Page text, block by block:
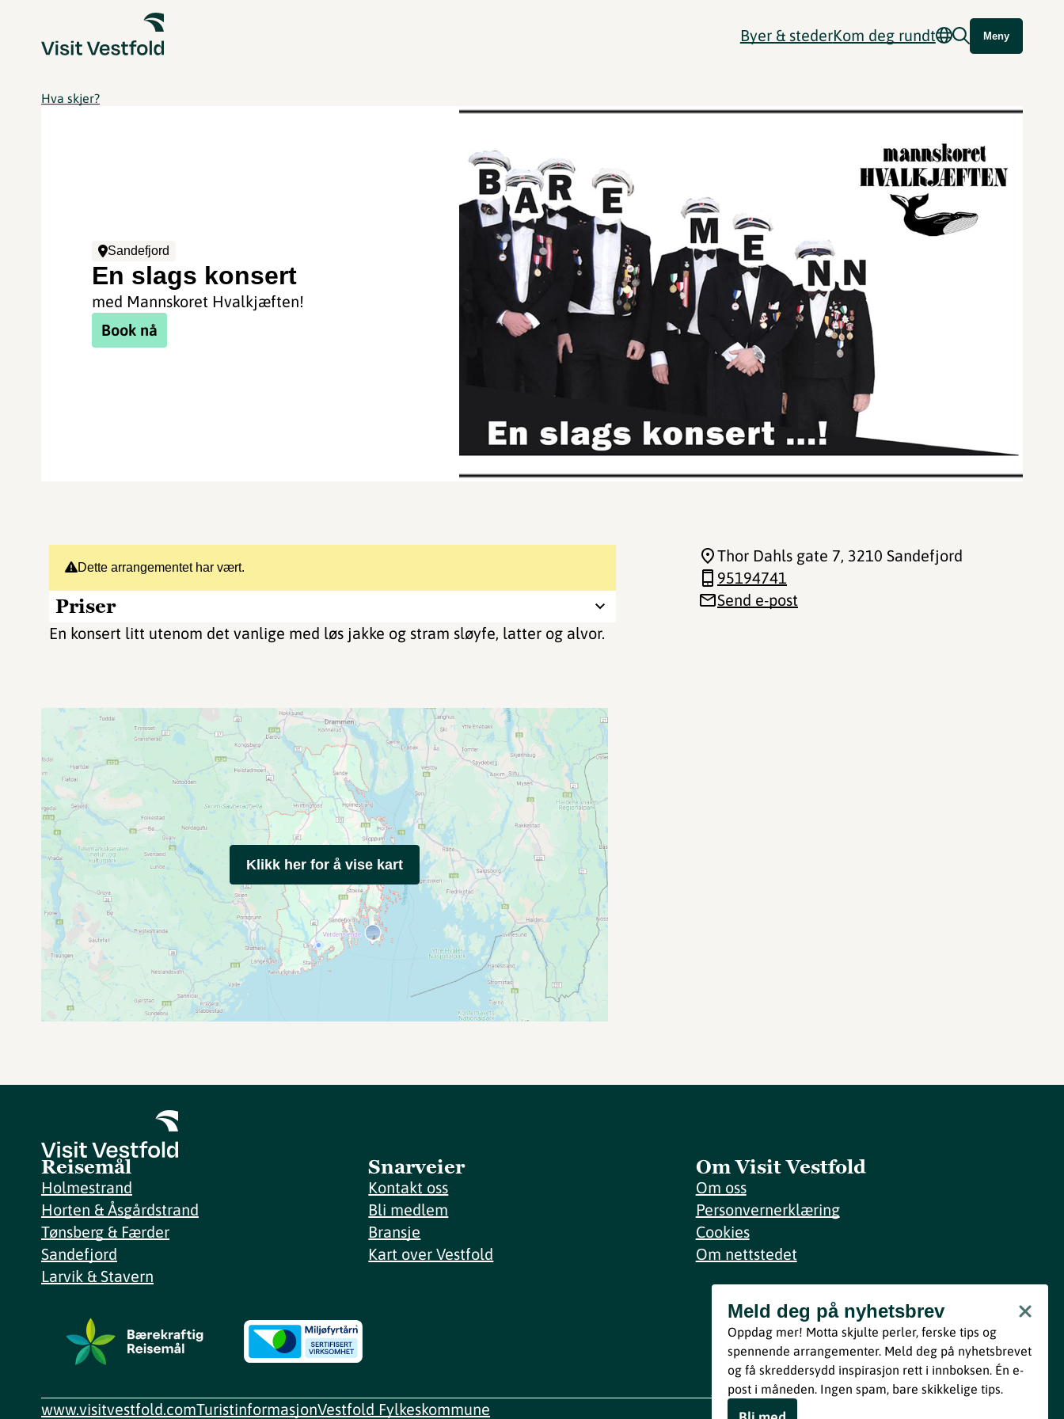
Byer & stederKom deg rundt Meny
Hva skjer?
Sandefjord
En slags konsert
med Mannskoret Hvalkjæften!
Book nå
Dette arrangementet har vært.
Priser
En konsert litt utenom det vanlige med løs jakke og stram sløyfe, latter og alvor.
Thor Dahls gate 7, 3210 Sandefjord
95194741
Send e-post
Klikk her for å vise kart
Reisemål
Holmestrand
Horten & Åsgårdstrand
Tønsberg & Færder
Sandefjord
Larvik & Stavern
Snarveier
Kontakt oss
Bli medlem
Bransje
Kart over Vestfold
Om Visit Vestfold
Om oss
Personvernerklæring
Cookies
Om nettstedet
Meld deg på nyhetsbrev
Bli med
Ved å melde deg inn godtar du våre vilkår i henhold til vår
personvernerklæring.
Meld deg på nyhetsbrev
Oppdag mer! Motta skjulte perler, ferske tips og
spennende arrangementer. Meld deg på nyhetsbrevet
og få skreddersydd inspirasjon rett i innboksen. Én e-
post i måneden. Ingen spam, bare skikkelige tips.
www.visitvestfold.comTuristinformasjonVestfold Fylkeskommune